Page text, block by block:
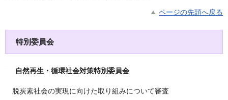
ページの先頭へ戻る
特別委員会
自然再生・循環社会対策特別委員会
脱炭素社会の実現に向けた取り組みについて審査